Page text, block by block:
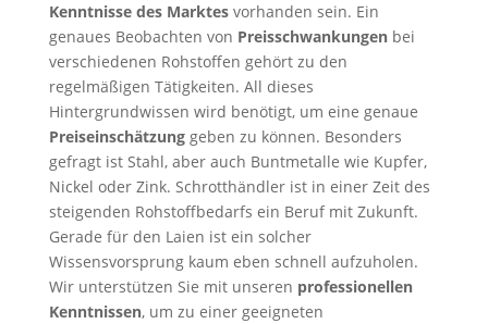
Kenntnisse des Marktesvorhanden sein. Ein
genaues Beobachten von Preisschwankungenbei
verschiedenen Rohstoffen gehört zu den
regelmäßigen Tätigkeiten. All dieses
Hintergrundwissen wird benötigt, um eine genaue
Preiseinschätzunggeben zu können. Besonders
gefragt ist Stahl, aber auch Buntmetalle wie Kupfer,
Nickel oder Zink. Schrotthändler ist in einer Zeit des
steigenden Rohstoffbedarfs ein Beruf mit Zukunft.
Gerade für den Laien ist ein solcher
Wissensvorsprung kaum eben schnell aufzuholen.
Wir unterstützen Sie mit unseren professionellen
Kenntnissen, um zu einer geeigneten